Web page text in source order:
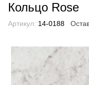
Кольцо Rose
Артикул: 14-0188